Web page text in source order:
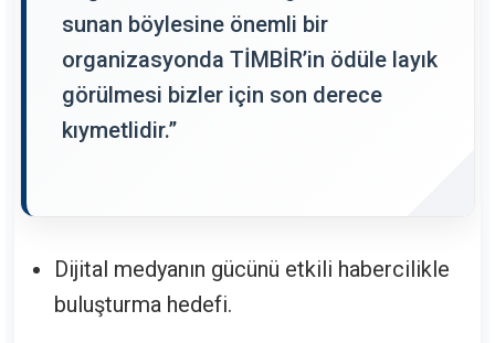
sunan böylesine önemli bir
organizasyonda TİMBİR’in ödüle layık
görülmesi bizler için son derece
kıymetlidir.”
Dijital medyanın gücünü etkili habercilikle
buluşturma hedefi.